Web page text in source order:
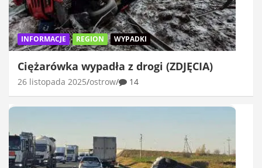
INFORMACJE REGION WYPADKI
Ciężarówka wypadła z drogi (ZDJĘCIA)
26 listopada 2025 ostrow 14